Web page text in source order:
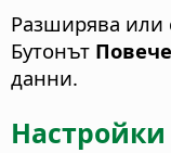
Разширява или
Бутонът Повече
данни.
Настройки